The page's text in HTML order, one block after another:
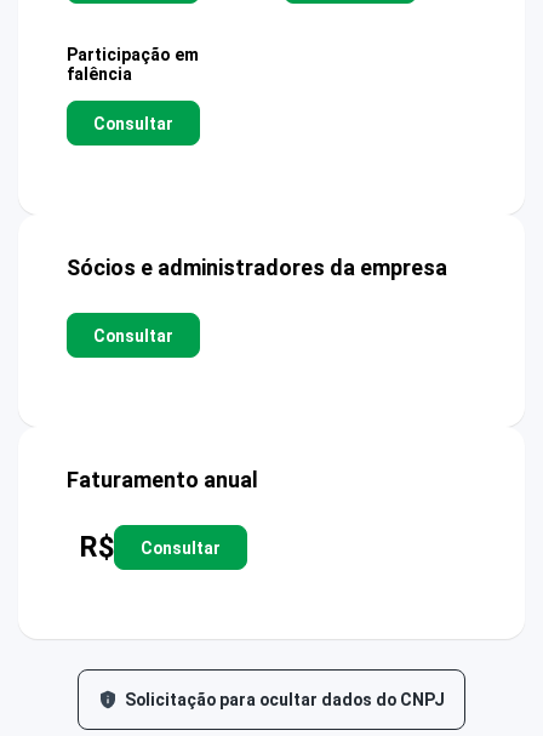
Participação em
falência
Consultar
Sócios e administradores da empresa
Consultar
Faturamento anual
R$ Consultar
Solicitação para ocultar dados do CNPJ